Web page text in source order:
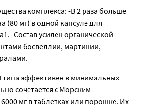
комплекса: -В 2 раза больше
(80 мг) в одной капсуле для
-Состав усилен органической
босвеллии, мартинии,
типа эффективен в минимальных
сочетается с Морским
мг в таблетках или порошке. Их